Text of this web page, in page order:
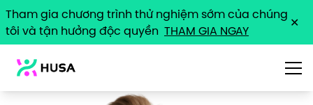
Tham gia chương trình thử nghiệm sớm của chúng
tôi và tận hưởng độc quyền THAM GIA NGAY ✕